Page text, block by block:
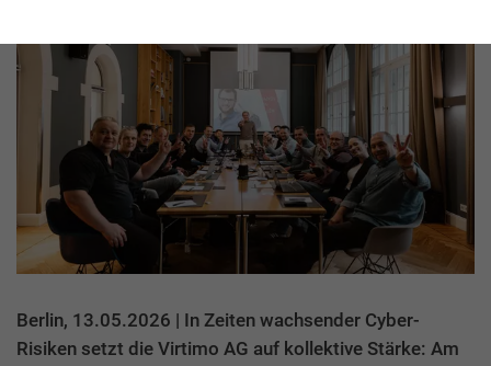
Berlin, 13.05.2026 | In Zeiten wachsender Cyber-
Risiken setzt die Virtimo AG auf kollektive Stärke: Am